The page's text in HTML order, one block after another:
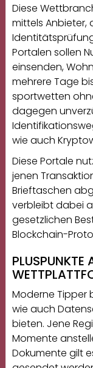
Diese
mittels Anbieter,
Portalen sollen
einsenden,
mehrere Tage
sportwetten
dagegen
wie auch
Diese Portale
jenen
Brieftaschen
verbleibt dabei
gesetzlichen
Blockchain-
PLUSPUNKTE
Moderne Tipper
wie auch
bieten. Jene
Momente
Dokumente gilt